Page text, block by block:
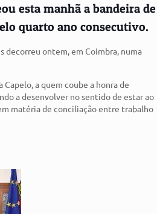
esta manhã a bandeira de
quarto ano consecutivo.
decorreu ontem, em Coimbra, numa
a quem coube a honra de
a desenvolver no sentido de estar ao
matéria de conciliação entre trabalho